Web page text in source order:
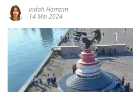
Indah Hamzah
14 Mei 2024